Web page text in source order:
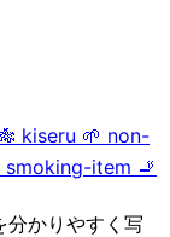
kiseru 🌱 non-
smoking-item 🚬
かりやすく写